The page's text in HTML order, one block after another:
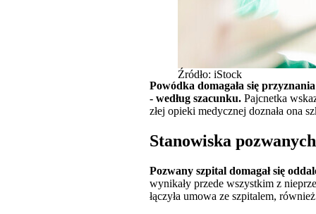
Źródło: iStock
Powódka domagała się
- według szacunku. Pajcnetka
złej opieki medycznej doznała ona
Stanowiska pozwanych
Pozwany szpital domagał się
wynikały przede wszystkim z
łączyła umowa ze szpitalem,